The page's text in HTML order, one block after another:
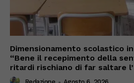
Dimensionamento scolastico
“Bene il recepimento della
ritardi rischiano di far saltare